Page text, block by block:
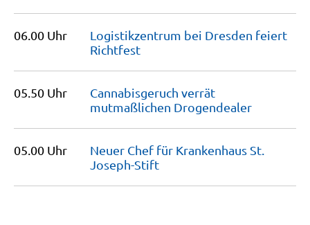
06.00 Uhr
Logistikzentrum bei Dresden feiert
Richtfest
05.50 Uhr
Cannabisgeruch verrät
mutmaßlichen Drogendealer
05.00 Uhr
Neuer Chef für Krankenhaus St.
Joseph-Stift